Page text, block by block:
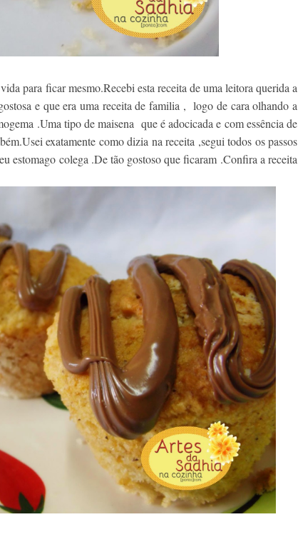
para ficar mesmo.Recebi esta receita de uma leitora querida a
e que era uma receita de familia , logo de cara olhando a
.Uma tipo de maisena que é adocicada e com essência de
exatamente como dizia na receita ,segui todos os passos
estomago colega .De tão gostoso que ficaram .Confira a receita